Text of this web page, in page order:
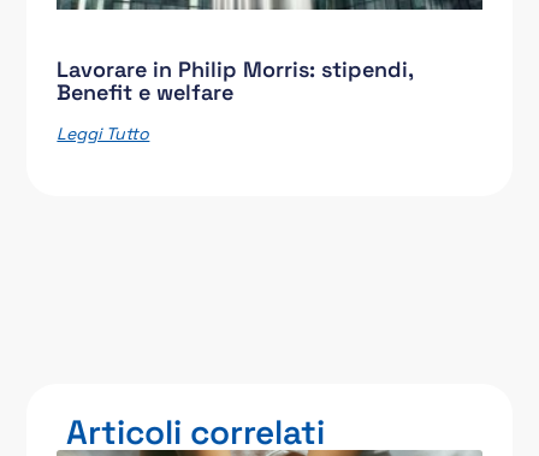
Lavorare in Philip Morris: stipendi,
Benefit e welfare
Leggi Tutto
Articoli correlati